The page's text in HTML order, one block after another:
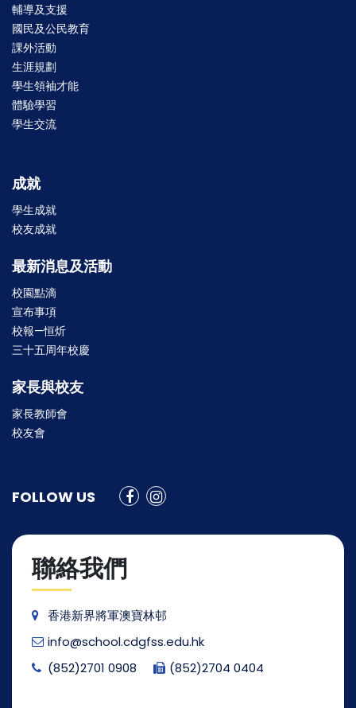
輔導及支援
國民及公民教育
課外活動
生涯規劃
學生領袖才能
體驗學習
學生交流
成就
學生成就
校友成就
最新消息及活動
校園點滴
宣布事項
校報—恒炘
三十五周年校慶
家長與校友
家長教師會
校友會
FOLLOW US
聯絡我們
香港新界將軍澳寶林邨
info@school.cdgfss.edu.hk
(852)2701 0908
(852)2704 0404